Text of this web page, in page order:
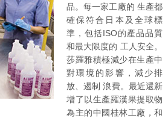
品。每一家工廠的 生產都
確保符合日本及全球標
準，包括ISO的產品品質
和最大限度的 工人安全。
莎羅雅積極減少在生產中
對環境的影響，減少排
放、遏制 浪費。最近還新
增了以生產羅漢果提取物
為主的中國桂林工廠，和